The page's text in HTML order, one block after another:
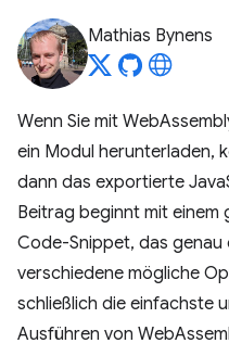
Mathias Bynens
Wenn Sie mit
ein Modul herunterladen,
dann das exportierte
Beitrag beginnt mit einem
Code-Snippet, das
verschiedene mögliche
schließlich die einfachste
Ausführen von